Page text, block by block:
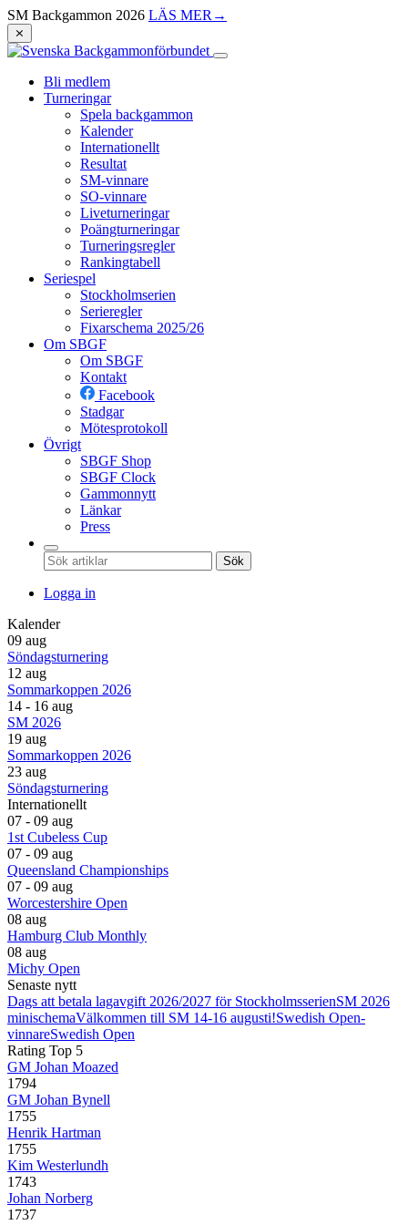
SM Backgammon 2026 LÄS MER →
⨯
Bli medlem
Turneringar
Spela backgammon
Kalender
Internationellt
Resultat
SM-vinnare
SO-vinnare
Liveturneringar
Poängturneringar
Turneringsregler
Rankingtabell
Seriespel
Stockholmserien
Serieregler
Fixarschema 2025/26
Om SBGF
Om SBGF
Kontakt
Facebook
Stadgar
Mötesprotokoll
Övrigt
SBGF Shop
SBGF Clock
Gammonnytt
Länkar
Press
Sök
Logga in
Kalender
09 aug
Söndagsturnering
12 aug
Sommarkoppen 2026
14 - 16 aug
SM 2026
19 aug
Sommarkoppen 2026
23 aug
Söndagsturnering
Internationellt
07 - 09 aug
1st Cubeless Cup
07 - 09 aug
Queensland Championships
07 - 09 aug
Worcestershire Open
08 aug
Hamburg Club Monthly
08 aug
Michy Open
Senaste nytt
Dags att betala lagavgift 2026/2027 för StockholmsserienSM 2026
minischemaVälkommen till SM 14-16 augusti!Swedish Open-
vinnareSwedish Open
Rating Top 5
GM Johan Moazed
1794
GM Johan Bynell
1755
Henrik Hartman
1755
Kim Westerlundh
1743
Johan Norberg
1737